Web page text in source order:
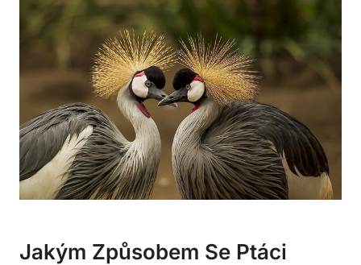
Jakým Způsobem Se Ptáci